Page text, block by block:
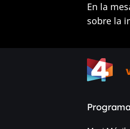
En la
sobre la